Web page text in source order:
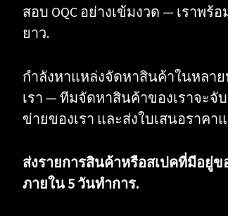
สอบ OQC อย่างเข้มงวด — เราพ
ยาว.
กำลังหาแหล่งจัดหาสินค้าในหลา
เรา — ทีมจัดหาสินค้าของเราจะ
ข่ายของเรา และส่งใบเสนอราค
ส่งรายการสินค้าหรือสเปคที่มีอยู่
ภายใน 5 วันทำการ.